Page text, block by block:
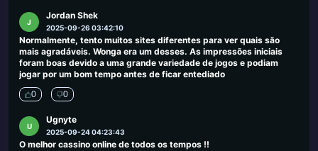
J
Jordan Shek
2025-09-26 03:42:10
Normalmente, tento muitos sites diferentes para ver quais são
mais agradáveis. Wonga era um desses. As impressões iniciais
foram boas devido a uma grande variedade de jogos e podiam
jogar por um bom tempo antes de ficar entediado
0 0
U
Ugnyte
2025-09-24 04:23:43
O melhor cassino online de todos os tempos !!